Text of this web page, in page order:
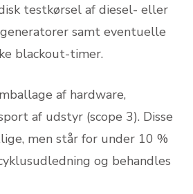
testkørsel af diesel- eller
samt eventuelle
blackout-timer.
af hardware,
af udstyr (scope 3). Disse
men står for under 10 %
og behandles